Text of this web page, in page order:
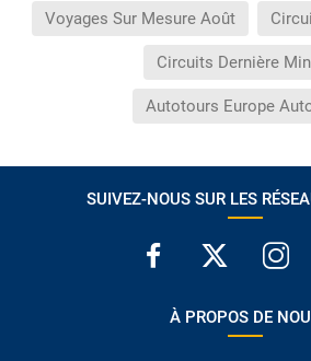
Voyages Sur Mesure Août
Circuits Dernière
Autotours Europe
SUIVEZ-NOUS SUR LES
À PROPOS DE